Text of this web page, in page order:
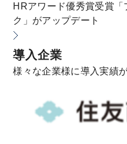
HRアワード優秀賞受賞
ク」がアップデート
導入企業
様々な企業様に導入実績